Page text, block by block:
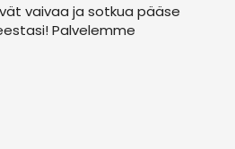
vaivaa ja sotkua pääse
Palvelemme